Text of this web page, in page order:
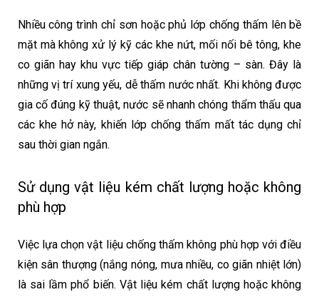
Nhiều công trình chỉ sơn hoặc phủ lớp chống thấm lên bề
mặt mà không xử lý kỹ các khe nứt, mối nối bê tông, khe
co giãn hay khu vực tiếp giáp chân tường – sàn. Đây là
những vị trí xung yếu, dễ thấm nước nhất. Khi không được
gia cố đúng kỹ thuật, nước sẽ nhanh chóng thẩm thấu qua
các khe hở này, khiến lớp chống thấm mất tác dụng chỉ
sau thời gian ngắn.
Sử dụng vật liệu kém chất lượng hoặc không
phù hợp
Việc lựa chọn vật liệu chống thấm không phù hợp với điều
kiện sân thượng (nắng nóng, mưa nhiều, co giãn nhiệt lớn)
là sai lầm phổ biến. Vật liệu kém chất lượng hoặc không